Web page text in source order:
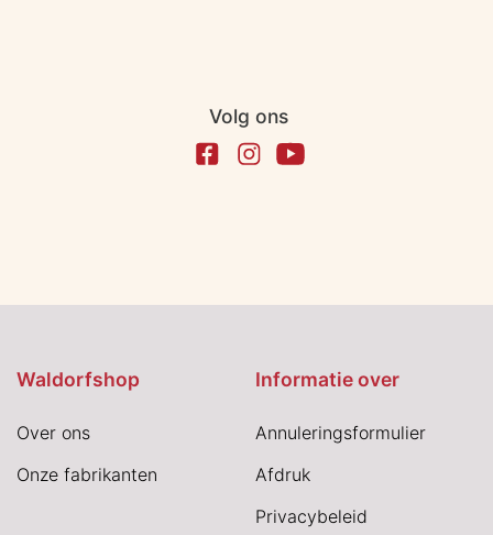
Volg ons
Waldorfshop
Over ons
Onze fabrikanten
Informatie over
Annuleringsformulier
Afdruk
Privacybeleid